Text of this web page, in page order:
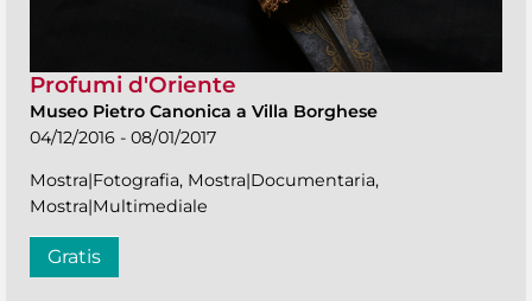
Profumi d'Oriente
Museo Pietro Canonica a Villa Borghese
04/12/2016 - 08/01/2017
Mostra|Fotografia, Mostra|Documentaria,
Mostra|Multimediale
Gratis